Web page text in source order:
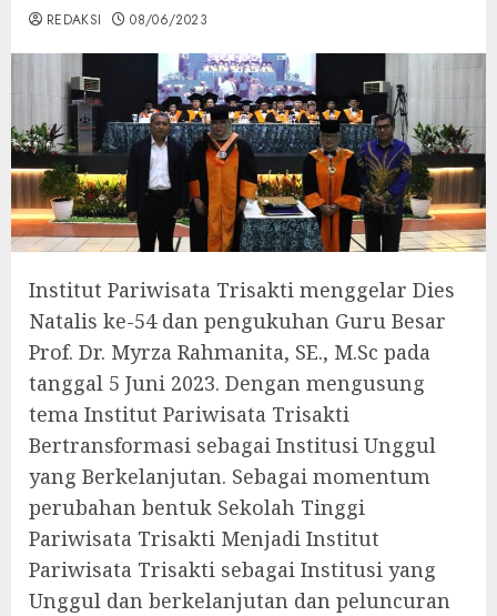
REDAKSI 08/06/2023
Institut Pariwisata Trisakti menggelar Dies
Natalis ke-54 dan pengukuhan Guru Besar
Prof. Dr. Myrza Rahmanita, SE., M.Sc pada
tanggal 5 Juni 2023. Dengan mengusung
tema Institut Pariwisata Trisakti
Bertransformasi sebagai Institusi Unggul
yang Berkelanjutan. Sebagai momentum
perubahan bentuk Sekolah Tinggi
Pariwisata Trisakti Menjadi Institut
Pariwisata Trisakti sebagai Institusi yang
Unggul dan berkelanjutan dan peluncuran